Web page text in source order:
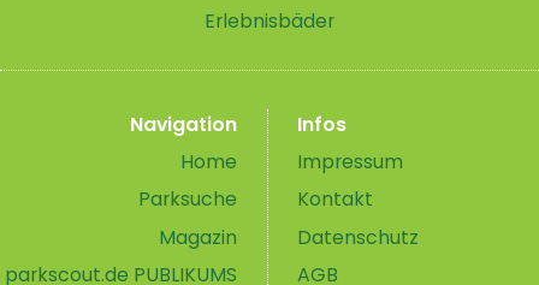
Erlebnisbäder
Navigation
Home
Parksuche
Magazin
parkscout.de PUBLIKUMS
Infos
Impressum
Kontakt
Datenschutz
AGB